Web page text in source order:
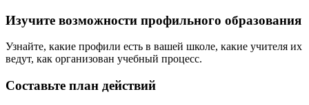
Изучите возможности профильного образования
Узнайте, какие профили есть в вашей школе, какие учителя их
ведут, как организован учебный процесс.
Составьте план действий